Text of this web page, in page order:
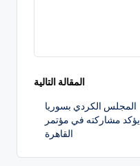
المقالة التالية
المجلس الكردي بسوريا
يؤكد مشاركته في مؤتمر
القاهرة